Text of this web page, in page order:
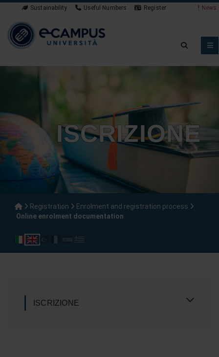
Sustainability Useful Numbers Register News
ISCRIZIONE
Registration
Enrolment and registration process
Online enrolment documentation
ISCRIZIONE